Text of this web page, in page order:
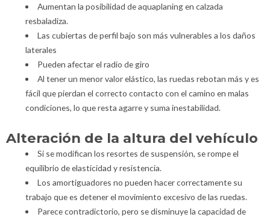
Aumentan la posibilidad de aquaplaning en calzada
resbaladiza.
Las cubiertas de perfil bajo son más vulnerables a los daños
laterales
Pueden afectar el radio de giro
Al tener un menor valor elástico, las ruedas rebotan más y es
fácil que pierdan el correcto contacto con el camino en malas
condiciones, lo que resta agarre y suma inestabilidad.
Alteración de la altura del vehículo
Si se modifican los resortes de suspensión, se rompe el
equilibrio de elasticidad y resistencia.
Los amortiguadores no pueden hacer correctamente su
trabajo que es detener el movimiento excesivo de las ruedas.
Parece contradictorio, pero se disminuye la capacidad de